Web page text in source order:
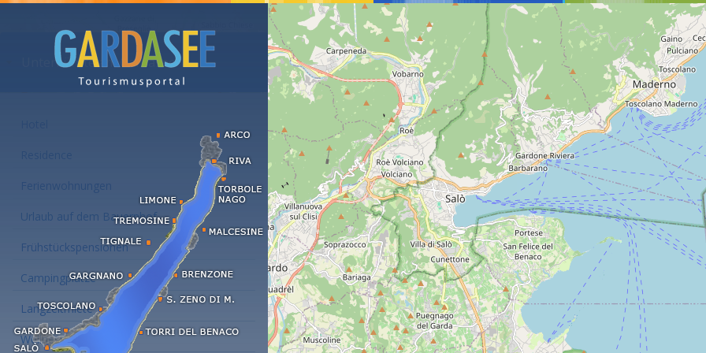
Unterkünfte am Gardasee
Ferienwohnungen
Urlaub auf dem Bauernhof
Frühstückspensionen
Campingplätze
Langzeitmiete
Wellness Hotel